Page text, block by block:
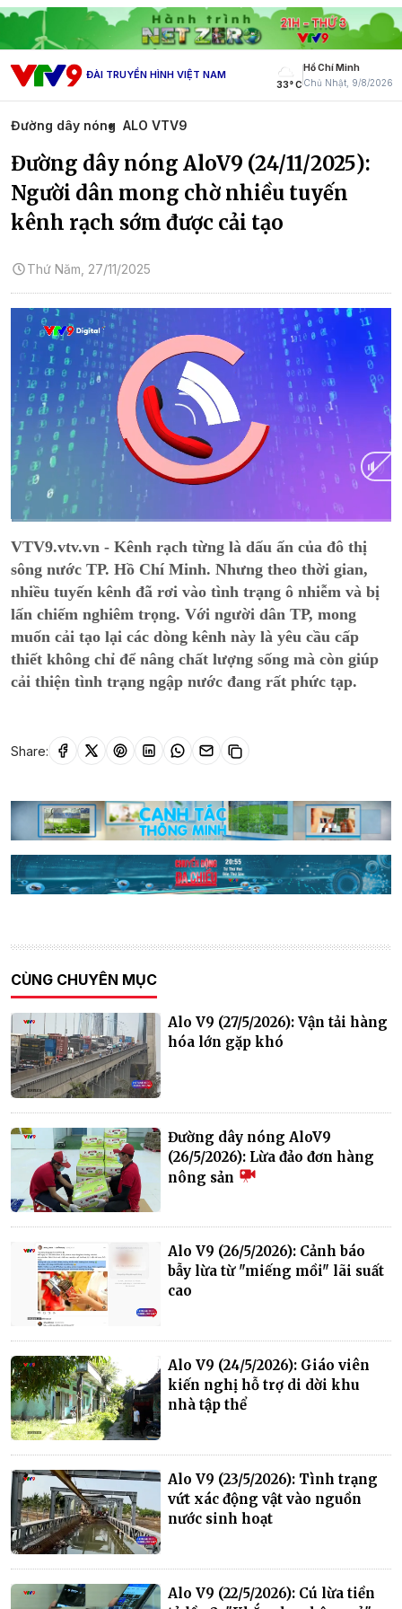
ĐÀI TRUYỀN HÌNH VIỆT NAM
33° C
Hồ Chí Minh
Chủ Nhật, 9/8/2026
Đường dây nóng ALO VTV9
Đường dây nóng AloV9 (24/11/2025):
Người dân mong chờ nhiều tuyến
kênh rạch sớm được cải tạo
Thứ Năm, 27/11/2025
VTV9.vtv.vn - Kênh rạch từng là dấu ấn của đô thị
sông nước TP. Hồ Chí Minh. Nhưng theo thời gian,
nhiều tuyến kênh đã rơi vào tình trạng ô nhiễm và bị
lấn chiếm nghiêm trọng. Với người dân TP, mong
muốn cải tạo lại các dòng kênh này là yêu cầu cấp
thiết không chỉ để nâng chất lượng sống mà còn giúp
cải thiện tình trạng ngập nước đang rất phức tạp.
Share:
CÙNG CHUYÊN MỤC
Alo V9 (27/5/2026): Vận tải hàng
hóa lớn gặp khó
Đường dây nóng AloV9
(26/5/2026): Lừa đảo đơn hàng
nông sản
Alo V9 (26/5/2026): Cảnh báo
bẫy lừa từ "miếng mồi" lãi suất
cao
Alo V9 (24/5/2026): Giáo viên
kiến nghị hỗ trợ di dời khu
nhà tập thể
Alo V9 (23/5/2026): Tình trạng
vứt xác động vật vào nguồn
nước sinh hoạt
Alo V9 (22/5/2026): Cú lừa tiền